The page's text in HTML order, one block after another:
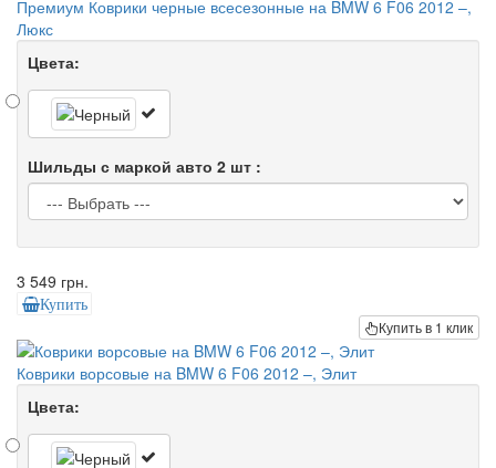
Премиум Коврики черные всесезонные на BMW 6 F06 2012 –,
Люкс
Цвета:
Шильды с маркой авто 2 шт :
3 549 грн.
Купить
Купить в 1 клик
Коврики ворсовые на BMW 6 F06 2012 –, Элит
Цвета: